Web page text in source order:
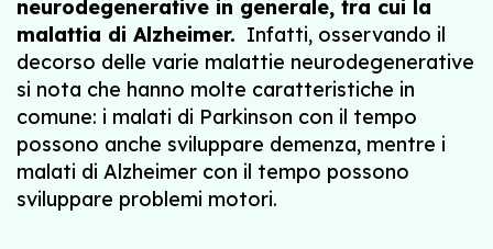
neurodegenerative in generale, tra cui la
malattia di Alzheimer. Infatti, osservando il
decorso delle varie malattie neurodegenerative
si nota che hanno molte caratteristiche in
comune: i malati di Parkinson con il tempo
possono anche sviluppare demenza, mentre i
malati di Alzheimer con il tempo possono
sviluppare problemi motori.